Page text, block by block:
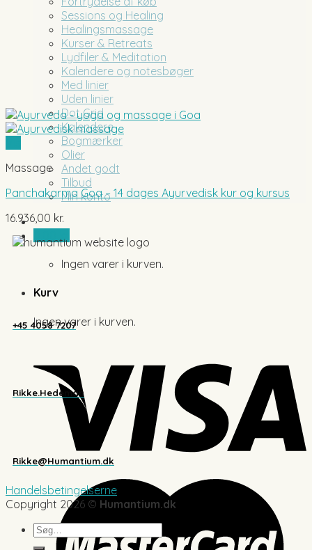
Sessions og Healing
Healingsmassage
Kurser & Retreats
Lydfiler & Meditation
Kalendere og notesbøger
Med linier
Uden linier
Dot Grid
Kalendere
Bogmærker
Olier
Andet godt
Tilbud
Min konto
kr.
Ingen varer i kurven.
Kurv
Ingen varer i kurven.
Massage
Panchakarma Goa – 14 dages Ayurvedisk kur og kursus
16.936,00 kr.
+45 4058 7207
Rikke.Hedeman
Rikke@Humantium.dk
Handelsbetingelserne
Copyright 2026 © Humantium.dk
Søg
efter: